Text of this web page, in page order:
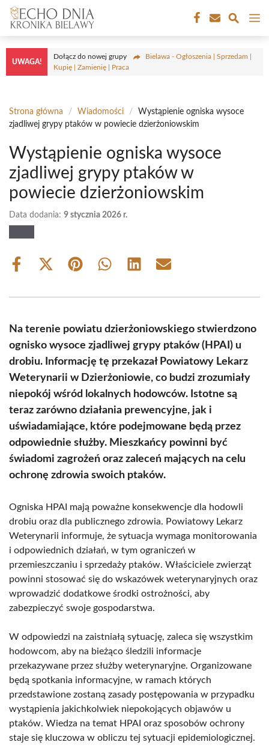
Przejdź
treści
UWAGA!
Dołącz do nowej grupy
Bielawa - Ogłoszenia | Sprzedam |
Kupię | Zamienię | Praca
Strona główna / Wiadomości /
Wystąpienie ogniska wysoce
zjadliwej grypy ptaków w powiecie dzierżoniowskim
Wystąpienie ogniska wysoce
zjadliwej grypy ptaków w
powiecie dzierżoniowskim
Data dodania: 9 stycznia 2026 r.
Share
Share
(Twitter)
Share Share Share Share
Na terenie powiatu dzierżoniowskiego stwierdzono
ognisko wysoce zjadliwej grypy ptaków (HPAI) u
drobiu. Informację tę przekazał Powiatowy Lekarz
Weterynarii w Dzierżoniowie, co budzi zrozumiały
niepokój wśród lokalnych hodowców. Istotne są
teraz zarówno działania prewencyjne, jak i
uświadamiające, które podejmowane będą przez
odpowiednie służby. Mieszkańcy powinni być
świadomi zagrożeń oraz zaleceń mających na celu
ochronę zdrowia swoich ptaków.
Ogniska HPAI mają poważne konsekwencje dla hodowli
drobiu oraz dla publicznego zdrowia. Powiatowy Lekarz
Weterynarii informuje, że sytuacja wymaga monitorowania
i odpowiednich działań, w tym ograniczeń w
przemieszczaniu i sprzedaży ptaków. Właściciele zwierząt
powinni stosować się do wskazówek weterynaryjnych oraz
wprowadzić dodatkowe środki ostrożności, aby
zabezpieczyć swoje gospodarstwa.
W odpowiedzi na zaistniałą sytuację, zaleca się wszystkim
hodowcom, aby na bieżąco śledzili informacje
przekazywane przez służby weterynaryjne. Organizowane
będą spotkania informacyjne, w ramach których
przedstawione zostaną zasady postępowania w przypadku
wystąpienia jakichkolwiek niepokojących objawów u
ptaków. Wiedza na temat HPAI oraz sposobów ochrony
staje się kluczowa w obliczu tej sytuacji epidemiologicznej.